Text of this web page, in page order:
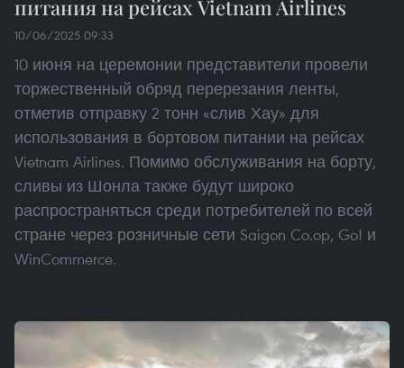
питания на рейсах Vietnam Airlines
10/06/2025 09:33
10 июня на церемонии представители провели
торжественный обряд перерезания ленты,
отметив отправку 2 тонн «слив Хау» для
использования в бортовом питании на рейсах
Vietnam Airlines. Помимо обслуживания на борту,
сливы из Шонла также будут широко
распространяться среди потребителей по всей
стране через розничные сети Saigon Co.op, Go! и
WinCommerce.